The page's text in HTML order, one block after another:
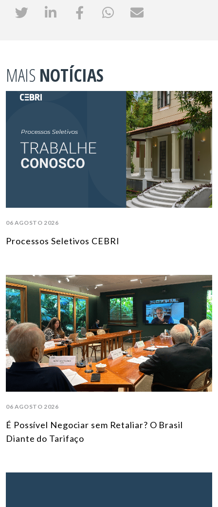
MAIS NOTÍCIAS
06 AGOSTO 2026
Processos Seletivos CEBRI
06 AGOSTO 2026
É Possível Negociar sem Retaliar? O Brasil
Diante do Tarifaço